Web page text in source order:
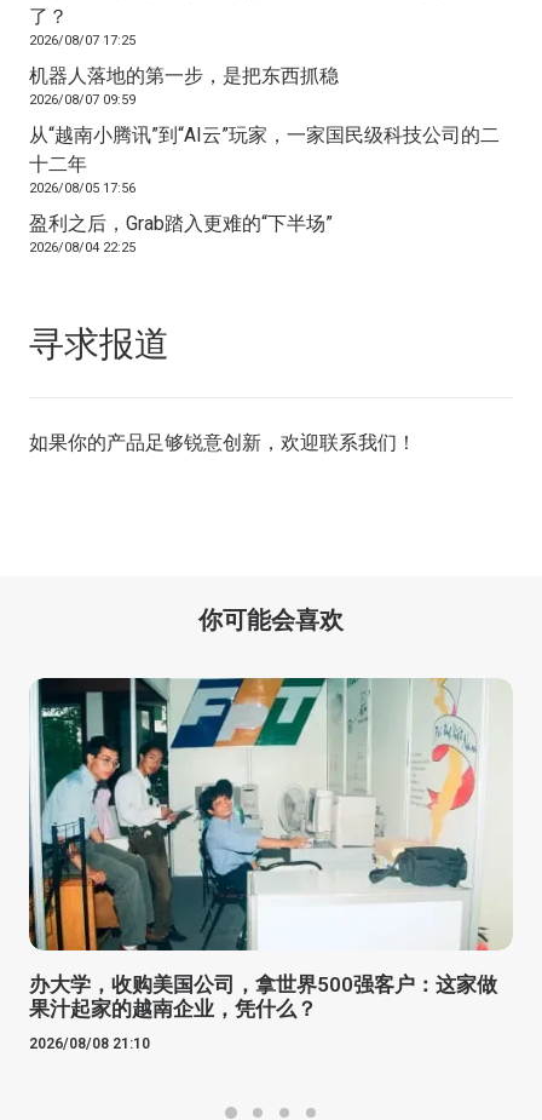
了？
2026/08/07 17:25
机器人落地的第一步，是把东西抓稳
2026/08/07 09:59
从“越南小腾讯”到“AI云”玩家，一家国民级科技公司的二
十二年
2026/08/05 17:56
盈利之后，Grab踏入更难的“下半场”
2026/08/04 22:25
寻求报道
如果你的产品足够锐意创新，欢迎联系我们 ！
你可能会喜欢
办大学，收购美国公司，拿世界500强客户：这家做
果汁起家的越南企业，凭什么？
2026/08/08 21:10